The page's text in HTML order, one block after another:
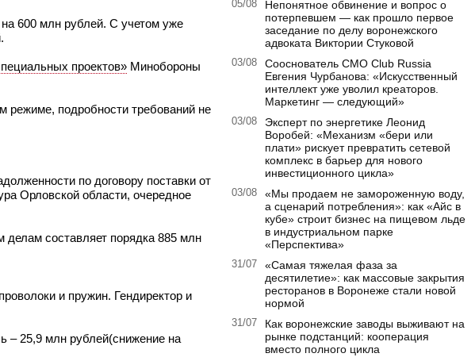
на 600 млн рублей. С учетом уже
проектов» Минобороны
режиме, подробности требований не
по договору поставки от
Орловской области, очередное
составляет порядка 885 млн
и пружин. Гендиректор и
– 25,9 млн рублей(снижение на
05/08
Непонятное обвинение и вопрос о
потерпевшем — как прошло первое
заседание по делу воронежского
адвоката Виктории Стуковой
03/08
Сооснователь CMO Club Russia
Евгения Чурбанова: «Искусственный
интеллект уже уволил креаторов.
Маркетинг — следующий»
03/08
Эксперт по энергетике Леонид
Воробей: «Механизм «бери или
плати» рискует превратить сетевой
комплекс в барьер для нового
инвестиционного цикла»
03/08
«Мы продаем не замороженную воду,
а сценарий потребления»: как «Айс в
кубе» строит бизнес на пищевом льде
в индустриальном парке
«Перспектива»
31/07
«Самая тяжелая фаза за
десятилетие»: как массовые закрытия
ресторанов в Воронеже стали новой
нормой
31/07
Как воронежские заводы выживают на
рынке подстанций: кооперация
вместо полного цикла